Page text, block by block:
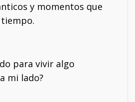
y momentos que
para vivir algo
mi lado?